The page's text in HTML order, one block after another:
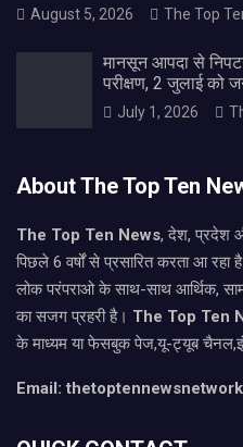
August 5, 2026 The Top
मानसून आपदा से
परीक्षण, 2 जुलाई को
July 1, 2026
About The Top Ten
The Top Ten News, देश, प्रदेश
पिछले 6 वर्षों से प्रसारित करता आ रहा
लोक परंपराओ के साथ-साथ आर्थिक,
का सजग प्रहरी है। The Top Ten
के माध्यम या फेसबुक पेज,यू-ट्यूब
Email: